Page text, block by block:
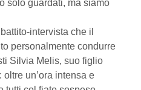
solo guardati, ma siamo
intervista che il
personalmente condurre
Silvia Melis, suo figlio
un’ora intensa e